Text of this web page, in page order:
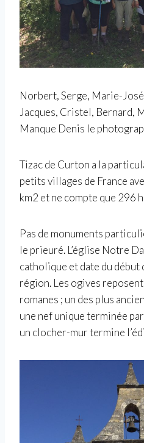
Norbert, Serge, Marie-
Jacques, Cristel, Bernard,
Manque Denis le
Tizac de Curton a la
petits villages de France
km2 et ne compte que 296
Pas de monuments
le prieuré. L’église Notre
catholique et date du début
région. Les ogives
romanes ; un des plus
une nef unique terminée
un clocher-mur termine